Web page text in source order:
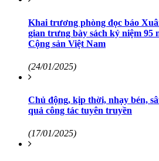
Khai trương phòng đọc báo
gian trưng bày sách kỷ niệm 95
Cộng sản Việt Nam
(24/01/2025)
Chủ động, kịp thời, nhạy bén,
quả công tác tuyên truyền
(17/01/2025)